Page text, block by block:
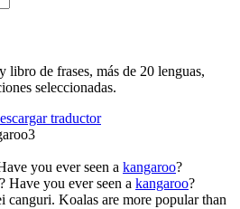
libro de frases, más de 20 lenguas,
seleccionadas.
3
you ever seen a kangaroo?
? Have you ever seen a kangaroo?
canguri. Koalas are more popular than